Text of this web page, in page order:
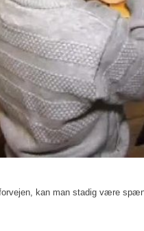
kan man stadig være